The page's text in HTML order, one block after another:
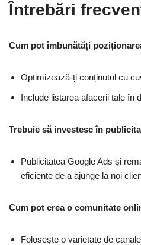
Întrebări
Cum pot îmbunătăți
Optimizează-ți conținutul cu
Include listarea afacerii tale în
Trebuie să investesc în
Publicitatea Google Ads și
eficiente de a ajunge la noi
Cum pot crea o comunitate
Folosește o varietate de